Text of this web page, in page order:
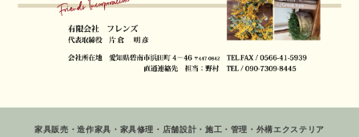
家具販売・造作家具・家具修理・店舗設計・施工・管理・外構エクステリア